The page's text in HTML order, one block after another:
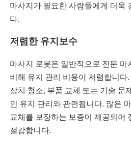
마사지가 필요한 사람들에게 더욱
다.
저렴한 유지보수
마사지 로봇은 일반적으로 전문 마
비해 유지 관리 비용이 저렴합니다
장치 청소, 부품 교체 또는 기술 문
인 유지 관리와 관련됩니다. 많은
교체를 보장하는 보증이 제공되어
절감합니다.